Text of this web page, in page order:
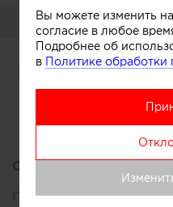
О
О
Описание:
Группа компаний
Вы можете изменить
согласие в любое
Подробнее об
в Политике обработки